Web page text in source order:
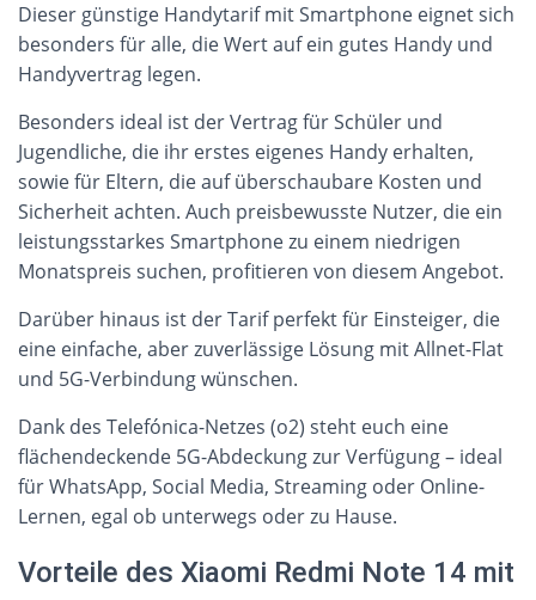
Dieser günstige Handytarif mit Smartphone eignet sich
besonders für alle, die Wert auf ein gutes Handy und
Handyvertrag legen.
Besonders ideal ist der Vertrag für Schüler und
Jugendliche, die ihr erstes eigenes Handy erhalten,
sowie für Eltern, die auf überschaubare Kosten und
Sicherheit achten. Auch preisbewusste Nutzer, die ein
leistungsstarkes Smartphone zu einem niedrigen
Monatspreis suchen, profitieren von diesem Angebot.
Darüber hinaus ist der Tarif perfekt für Einsteiger, die
eine einfache, aber zuverlässige Lösung mit Allnet-Flat
und 5G-Verbindung wünschen.
Dank des Telefónica-Netzes (o2) steht euch eine
flächendeckende 5G-Abdeckung zur Verfügung – ideal
für WhatsApp, Social Media, Streaming oder Online-
Lernen, egal ob unterwegs oder zu Hause.
Vorteile des Xiaomi Redmi Note 14 mit